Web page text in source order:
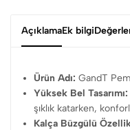
AçıklamaEk bilgi
Ürün Adı: GandT
Yüksek Bel Tasarımı:
şıklık katarken,
Kalça Büzgülü